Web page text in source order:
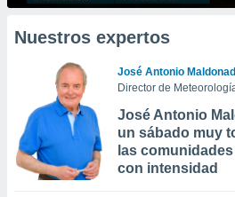
Nuestros expertos
José Antonio
Director de
José Antonio
un sábado muy
las
con intensidad